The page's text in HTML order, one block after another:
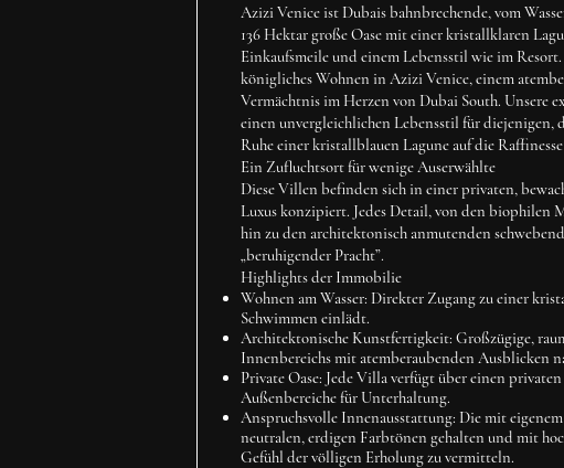
Azizi Venice ist Dubais bahnbrechende, vom
136 Hektar große Oase mit einer kristallklaren
Einkaufsmeile und einem Lebensstil wie im
königliches Wohnen in Azizi Venice, einem
Vermächtnis im Herzen von Dubai South.
einen unvergleichlichen Lebensstil für diejenigen,
Ruhe einer kristallblauen Lagune auf die
Ein Zufluchtsort für wenige Auserwählte
Diese Villen befinden sich in einer privaten,
Luxus konzipiert. Jedes Detail, von den biophilen
hin zu den architektonisch anmutenden
„beruhigender Pracht”.
Highlights der Immobilie
Wohnen am Wasser: Direkter Zugang zu einer
Schwimmen einlädt.
Architektonische Kunstfertigkeit: Großzügige,
Innenbereichs mit atemberaubenden Ausblicken
Private Oase: Jede Villa verfügt über einen
Außenbereiche für Unterhaltung.
Anspruchsvolle Innenausstattung: Die mit
neutralen, erdigen Farbtönen gehalten und mit
Gefühl der völligen Erholung zu vermitteln.